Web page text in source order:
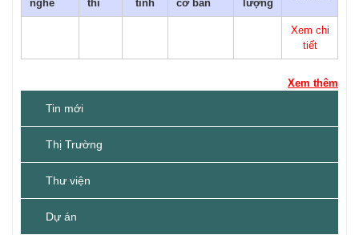
nghề
thi
tính
cơ bản
lượng
Xem chi
tiết
Xem thêm
Tin mới
Thị Trường
Thư viện
Dự án